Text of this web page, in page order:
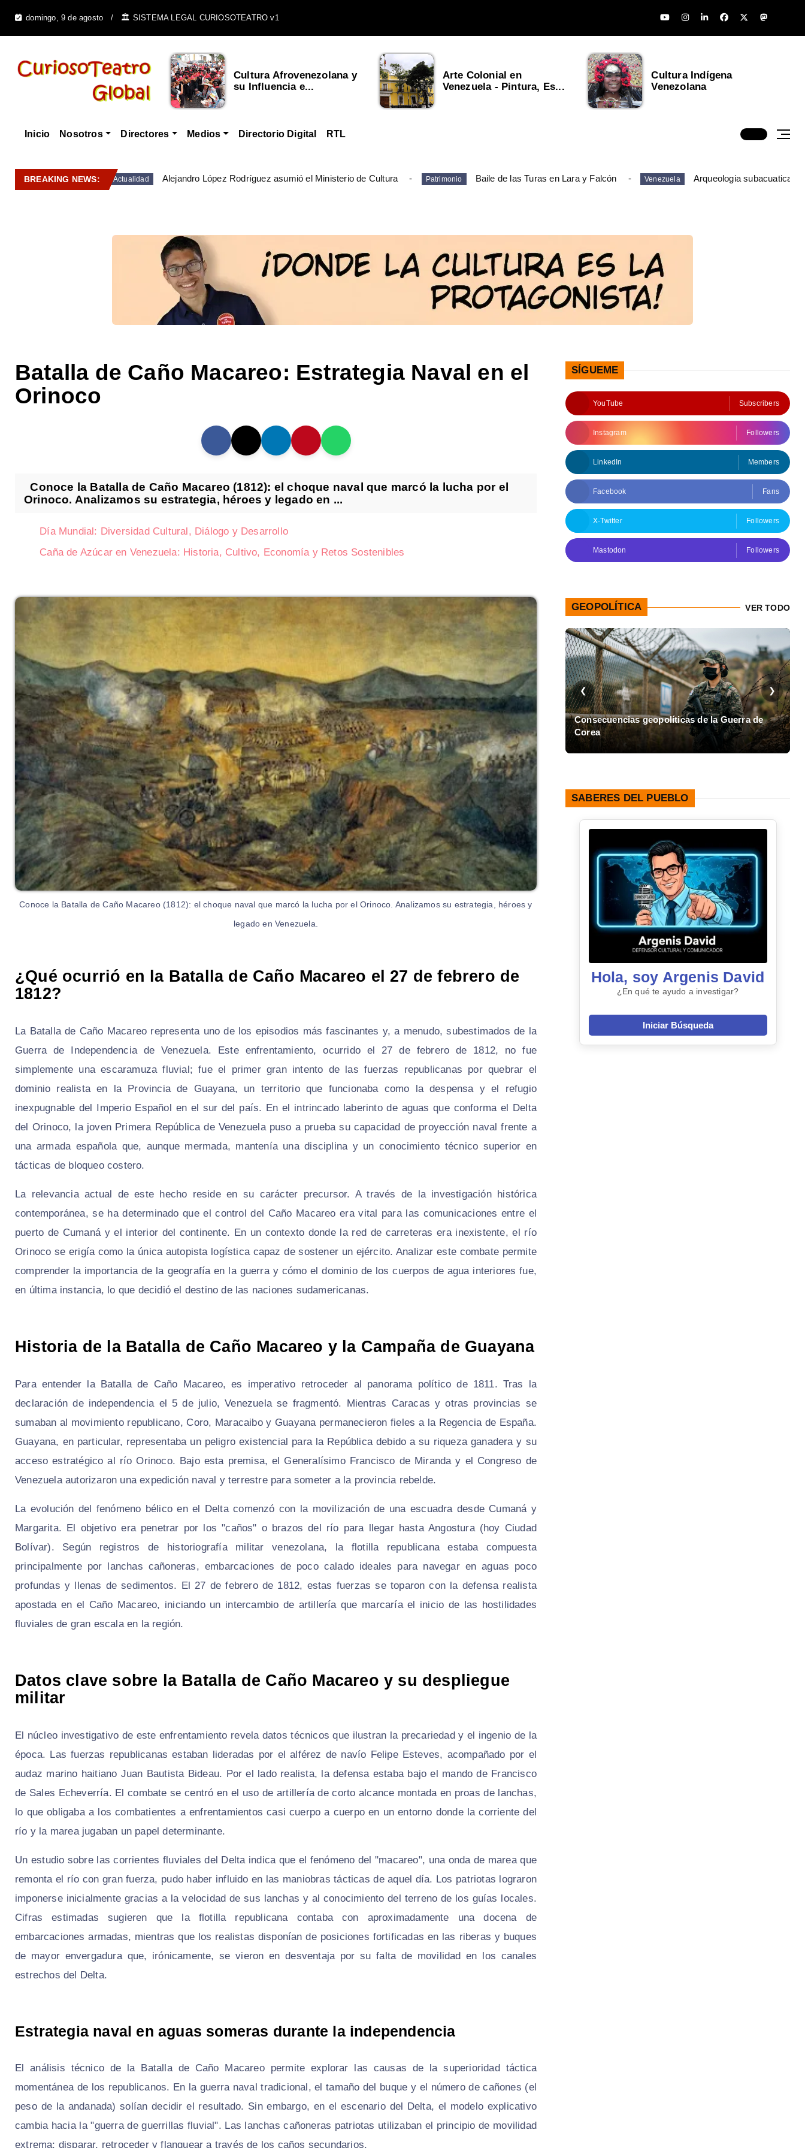
domingo, 9 de agosto 🏛️ SISTEMA LEGAL CURIOSOTEATRO v1
Cultura Afrovenezolana y
su Influencia e...
Arte Colonial en
Venezuela - Pintura, Es...
Cultura Indígena
Venezolana
Inicio Nosotros Directores Medios Directorio Digital RTL
BREAKING NEWS: Actualidad Alejandro López Rodríguez asumió el Ministerio de Cultura Patrimonio Baile de las Turas en Lara y Falcón Venezuela Arqueologia subacuatica
Batalla de Caño Macareo: Estrategia Naval en el
Orinoco
Conoce la Batalla de Caño Macareo (1812): el choque naval que marcó la lucha por el
Orinoco. Analizamos su estrategia, héroes y legado en ...
Día Mundial: Diversidad Cultural, Diálogo y Desarrollo
Caña de Azúcar en Venezuela: Historia, Cultivo, Economía y Retos Sostenibles
Conoce la Batalla de Caño Macareo (1812): el choque naval que marcó la lucha por el Orinoco. Analizamos su estrategia, héroes y
legado en Venezuela.
¿Qué ocurrió en la Batalla de Caño Macareo el 27 de febrero de
1812?
La Batalla de Caño Macareo representa uno de los episodios más fascinantes y, a menudo, subestimados de la
Guerra de Independencia de Venezuela. Este enfrentamiento, ocurrido el 27 de febrero de 1812, no fue
simplemente una escaramuza fluvial; fue el primer gran intento de las fuerzas republicanas por quebrar el
dominio realista en la Provincia de Guayana, un territorio que funcionaba como la despensa y el refugio
inexpugnable del Imperio Español en el sur del país. En el intrincado laberinto de aguas que conforma el Delta
del Orinoco, la joven Primera República de Venezuela puso a prueba su capacidad de proyección naval frente a
una armada española que, aunque mermada, mantenía una disciplina y un conocimiento técnico superior en
tácticas de bloqueo costero.
La relevancia actual de este hecho reside en su carácter precursor. A través de la investigación histórica
contemporánea, se ha determinado que el control del Caño Macareo era vital para las comunicaciones entre el
puerto de Cumaná y el interior del continente. En un contexto donde la red de carreteras era inexistente, el río
Orinoco se erigía como la única autopista logística capaz de sostener un ejército. Analizar este combate permite
comprender la importancia de la geografía en la guerra y cómo el dominio de los cuerpos de agua interiores fue,
en última instancia, lo que decidió el destino de las naciones sudamericanas.
Historia de la Batalla de Caño Macareo y la Campaña de Guayana
Para entender la Batalla de Caño Macareo, es imperativo retroceder al panorama político de 1811. Tras la
declaración de independencia el 5 de julio, Venezuela se fragmentó. Mientras Caracas y otras provincias se
sumaban al movimiento republicano, Coro, Maracaibo y Guayana permanecieron fieles a la Regencia de España.
Guayana, en particular, representaba un peligro existencial para la República debido a su riqueza ganadera y su
acceso estratégico al río Orinoco. Bajo esta premisa, el Generalísimo Francisco de Miranda y el Congreso de
Venezuela autorizaron una expedición naval y terrestre para someter a la provincia rebelde.
La evolución del fenómeno bélico en el Delta comenzó con la movilización de una escuadra desde Cumaná y
Margarita. El objetivo era penetrar por los "caños" o brazos del río para llegar hasta Angostura (hoy Ciudad
Bolívar). Según registros de historiografía militar venezolana, la flotilla republicana estaba compuesta
principalmente por lanchas cañoneras, embarcaciones de poco calado ideales para navegar en aguas poco
profundas y llenas de sedimentos. El 27 de febrero de 1812, estas fuerzas se toparon con la defensa realista
apostada en el Caño Macareo, iniciando un intercambio de artillería que marcaría el inicio de las hostilidades
fluviales de gran escala en la región.
Datos clave sobre la Batalla de Caño Macareo y su despliegue
militar
El núcleo investigativo de este enfrentamiento revela datos técnicos que ilustran la precariedad y el ingenio de la
época. Las fuerzas republicanas estaban lideradas por el alférez de navío Felipe Esteves, acompañado por el
audaz marino haitiano Juan Bautista Bideau. Por el lado realista, la defensa estaba bajo el mando de Francisco
de Sales Echeverría. El combate se centró en el uso de artillería de corto alcance montada en proas de lanchas,
lo que obligaba a los combatientes a enfrentamientos casi cuerpo a cuerpo en un entorno donde la corriente del
río y la marea jugaban un papel determinante.
Un estudio sobre las corrientes fluviales del Delta indica que el fenómeno del "macareo", una onda de marea que
remonta el río con gran fuerza, pudo haber influido en las maniobras tácticas de aquel día. Los patriotas lograron
imponerse inicialmente gracias a la velocidad de sus lanchas y al conocimiento del terreno de los guías locales.
Cifras estimadas sugieren que la flotilla republicana contaba con aproximadamente una docena de
embarcaciones armadas, mientras que los realistas disponían de posiciones fortificadas en las riberas y buques
de mayor envergadura que, irónicamente, se vieron en desventaja por su falta de movilidad en los canales
estrechos del Delta.
Estrategia naval en aguas someras durante la independencia
El análisis técnico de la Batalla de Caño Macareo permite explorar las causas de la superioridad táctica
momentánea de los republicanos. En la guerra naval tradicional, el tamaño del buque y el número de cañones (el
peso de la andanada) solían decidir el resultado. Sin embargo, en el escenario del Delta, el modelo explicativo
cambia hacia la "guerra de guerrillas fluvial". Las lanchas cañoneras patriotas utilizaban el principio de movilidad
extrema: disparar, retroceder y flanquear a través de los caños secundarios.
SÍGUEME
YouTube Subscribers
Instagram Followers
LinkedIn Members
Facebook Fans
X-Twitter Followers
Mastodon Followers
GEOPOLÍTICA VER TODO
❮
Subasta de CITGO: Cronograma y Ofertas en
Delaware
Consecuencias geopolíticas de la Guerra de
Corea
❯
SABERES DEL PUEBLO
Hola, soy Argenis David
¿En qué te ayudo a investigar?
Iniciar Búsqueda